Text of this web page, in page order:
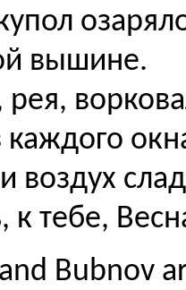
вышине.
воздух
к тебе,
Bubnov